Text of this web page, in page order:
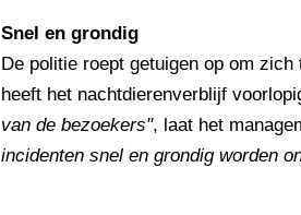
Snel en grondig
De politie roept getuigen op om
heeft het nachtdierenverblijf
van de bezoekers", laat het
incidenten snel en grondig worden